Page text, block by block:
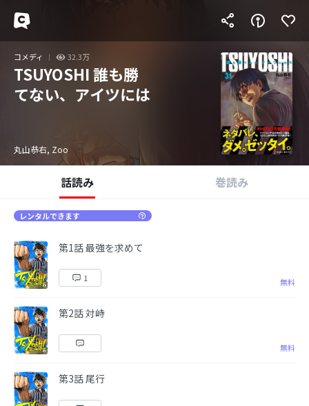
コメディ 32.3万
TSUYOSHI 誰も勝
てない、アイツには
丸山恭右, Zoo
話読み 巻読み
レンタルできます
第1話 最強を求めて
1 無料
第2話 対峙
無料
第3話 尾行